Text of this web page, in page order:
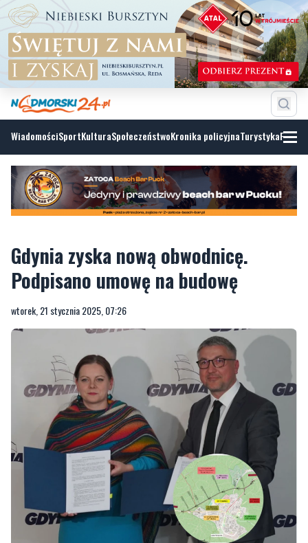
WiadomościSportKulturaSpołeczeństwoKronika policyjnaTurystyka
Gdynia zyska nową obwodnicę.
Podpisano umowę na budowę
wtorek, 21 stycznia 2025, 07:26